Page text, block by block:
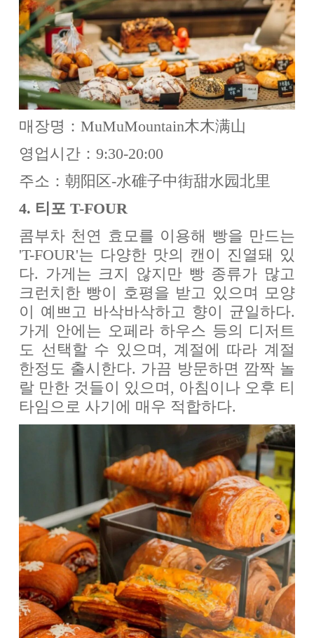
매장명：MuMuMountain木木满山
영업시간：9:30-20:00
주소：朝阳区-水碓子中街甜水园北里
4. 티포 T-FOUR
콤부차 천연 효모를 이용해 빵을 만드는
'T-FOUR'는 다양한 맛의 캔이 진열돼 있
다. 가게는 크지 않지만 빵 종류가 많고
크런치한 빵이 호평을 받고 있으며 모양
이 예쁘고 바삭바삭하고 향이 균일하다.
가게 안에는 오페라 하우스 등의 디저트
도 선택할 수 있으며, 계절에 따라 계절
한정도 출시한다. 가끔 방문하면 깜짝 놀
랄 만한 것들이 있으며, 아침이나 오후 티
타임으로 사기에 매우 적합하다.